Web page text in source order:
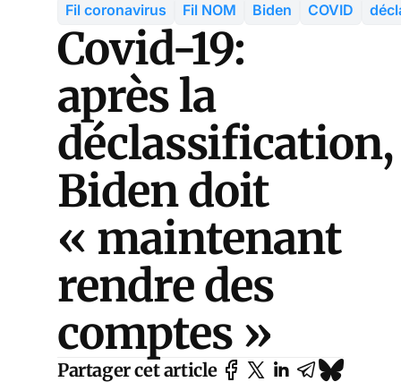
Fil coronavirus Fil NOM Biden COVID
Covid-19:
après la
déclassification,
Biden doit
« maintenant
rendre des
comptes »
Partager cet article